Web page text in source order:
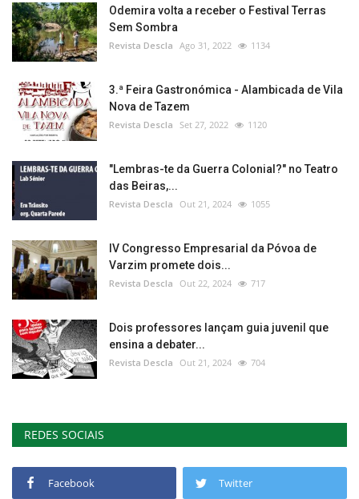
Odemira volta a receber o Festival Terras
Sem Sombra
Revista Descla Ago 31, 2022 1134
3.ª Feira Gastronómica - Alambicada de Vila
Nova de Tazem
Revista Descla Set 27, 2022 1120
"Lembras-te da Guerra Colonial?" no Teatro
das Beiras,...
Revista Descla Out 21, 2024 1055
IV Congresso Empresarial da Póvoa de
Varzim promete dois...
Revista Descla Out 22, 2024 717
Dois professores lançam guia juvenil que
ensina a debater...
Revista Descla Out 21, 2024 704
REDES SOCIAIS
Facebook Twitter